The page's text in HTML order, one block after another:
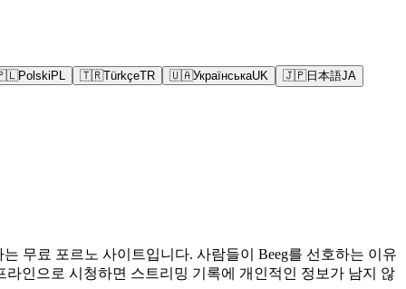
Polski PL 🇹🇷TürkçeTR 🇺🇦УкраїнськаUK 🇯🇵日本語JA
무료 포르노 사이트입니다. 사람들이 Beeg를 선호하는 이유
인으로 시청하면 스트리밍 기록에 개인적인 정보가 남지 않